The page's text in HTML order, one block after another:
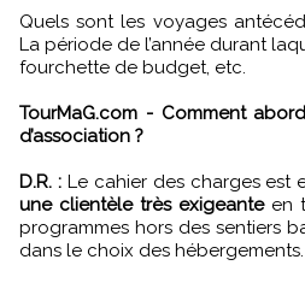
Quels sont les voyages
La période de l’année durant
fourchette de budget, etc.
TourMaG.com - Comment
d’association ?
D.R. :Le cahier des charges est
une clientèle très exigeanteen
programmes hors des sentiers
dans le choix des hébergements.